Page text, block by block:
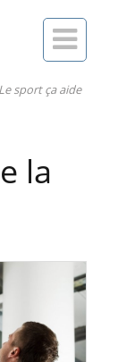

Le sport ça aide
la